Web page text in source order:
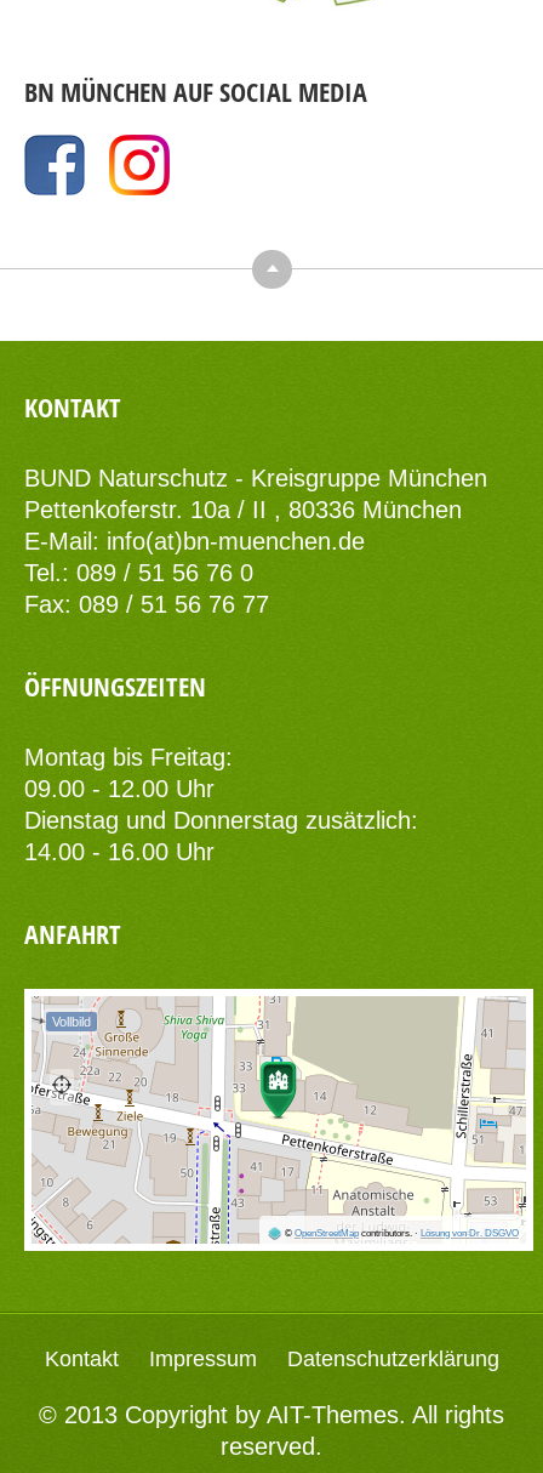
BN MÜNCHEN AUF SOCIAL MEDIA
Top
KONTAKT
BUND Naturschutz - Kreisgruppe München
Pettenkoferstr. 10a / II , 80336 München
E-Mail: info(at)bn-muenchen.de
Tel.: 089 / 51 56 76 0
Fax: 089 / 51 56 76 77
ÖFFNUNGSZEITEN
Montag bis Freitag:
09.00 - 12.00 Uhr
Dienstag und Donnerstag zusätzlich:
14.00 - 16.00 Uhr
ANFAHRT
© OpenStreetMapcontributors. · Lösung von Dr. DSGVO
Vollbild
Kontakt Impressum Datenschutzerklärung
© 2013 Copyright by AIT-Themes. All rights
reserved.